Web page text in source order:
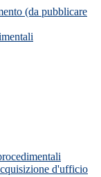
(da pubblicare
d'ufficio